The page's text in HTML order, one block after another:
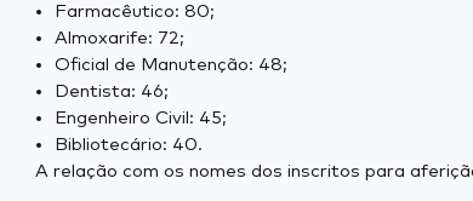
Farmacêutico: 80;
Almoxarife: 72;
Oficial de Manutenção: 48;
Dentista: 46;
Engenheiro Civil: 45;
Bibliotecário: 40.
A relação com os nomes dos inscritos para